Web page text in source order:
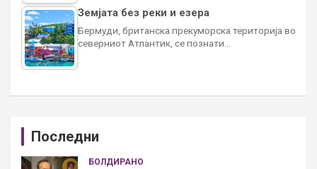
Земјата без реки и езера
Бермуди, британска прекуморска територија во
северниот Атлантик, се познати…
Последни
БОЛДИРАНО